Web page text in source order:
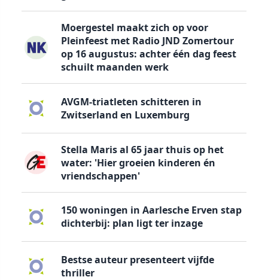
Moergestel maakt zich op voor
Pleinfeest met Radio JND Zomertour
op 16 augustus: achter één dag feest
schuilt maanden werk
AVGM-triatleten schitteren in
Zwitserland en Luxemburg
Stella Maris al 65 jaar thuis op het
water: 'Hier groeien kinderen én
vriendschappen'
150 woningen in Aarlesche Erven stap
dichterbij: plan ligt ter inzage
Bestse auteur presenteert vijfde
thriller